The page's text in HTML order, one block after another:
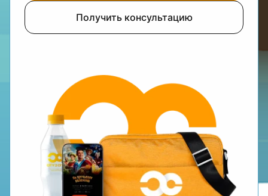
Получить консультацию